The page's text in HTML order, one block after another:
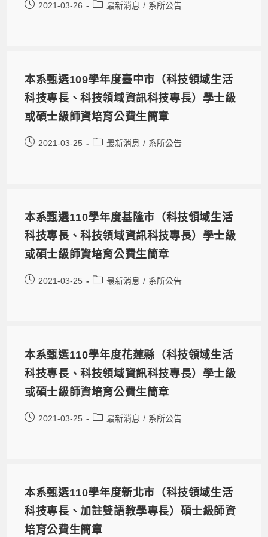
2021-03-26 最新消息 / 系所公告
本系甄選109學年度臺中市（科技領域生活
科技專長、科技領域資訊科技專長）學士級
或碩士級師資培育公費生簡章
2021-03-25 最新消息 / 系所公告
本系甄選110學年度基隆市（科技領域生活
科技專長、科技領域資訊科技專長）學士級
或碩士級師資培育公費生簡章
2021-03-25 最新消息 / 系所公告
本系甄選110學年度花蓮縣（科技領域生活
科技專長、科技領域資訊科技專長）學士級
或碩士級師資培育公費生簡章
2021-03-25 最新消息 / 系所公告
本系甄選110學年度新北市（科技領域生活
科技專長、加註雙語教學專長）碩士級師資
培育公費生簡章